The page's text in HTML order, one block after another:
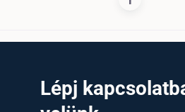
Lépj